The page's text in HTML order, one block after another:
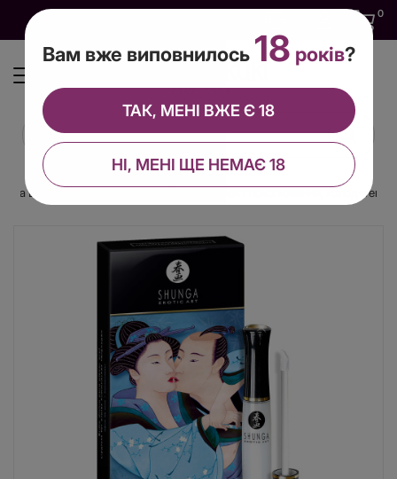
0
LIPGLOSS – Coconut Water (10 мл), ефект поколювання, холод-тепло
Вам вже виповнилось 18 років?
НІ, МЕНІ ЩЕ НЕМАЄ 18
ТАК, МЕНІ ВЖЕ Є 18